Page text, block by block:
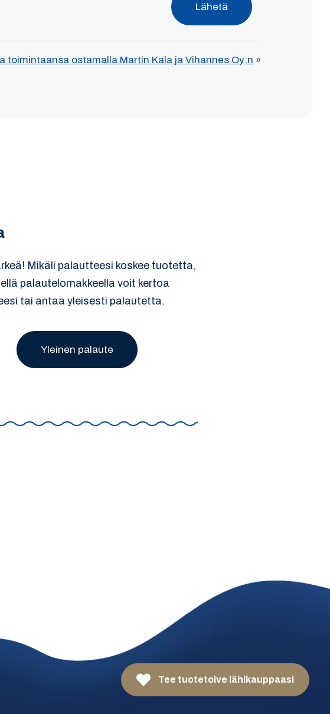
Tee tuotetoive lähikauppaasi
Lähetä
toimintaansa ostamalla Martin Kala ja Vihannes Oy:n »
Mikäli palautteesi koskee tuotetta,
palautelomakkeella voit kertoa
tai antaa yleisesti palautetta.
Yleinen palaute